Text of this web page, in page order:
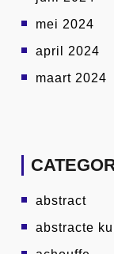
mei 2024
april 2024
maart 2024
abstract
abstracte